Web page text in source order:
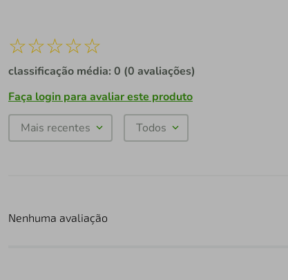
☆☆☆☆☆
classificação média: 0 (0 avaliações)
Faça login para avaliar este produto
Mais recentes Todos
Nenhuma avaliação